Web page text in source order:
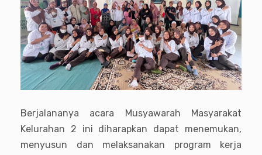
Berjalananya acara Musyawarah Masyarakat
Kelurahan 2 ini diharapkan dapat menemukan,
menyusun dan melaksanakan program kerja